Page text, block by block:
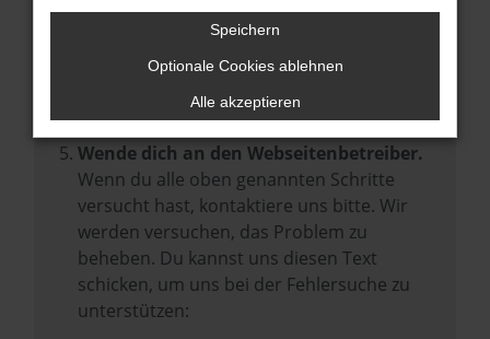
sind.
Veraltete Software birgt nicht nur ein
Sicherheitsrisiko, sondern kann auch dazu
führen, dass bestimmte Funktionen nicht
mehr unterstützt werden.
Wende dich an den Webseitenbetreiber.
Wenn du alle oben genannten Schritte
versucht hast, kontaktiere uns bitte. Wir
werden versuchen, das Problem zu
beheben. Du kannst uns diesen Text
schicken, um uns bei der Fehlersuche zu
unterstützen:
Speichern
Optionale Cookies ablehnen
Alle akzeptieren